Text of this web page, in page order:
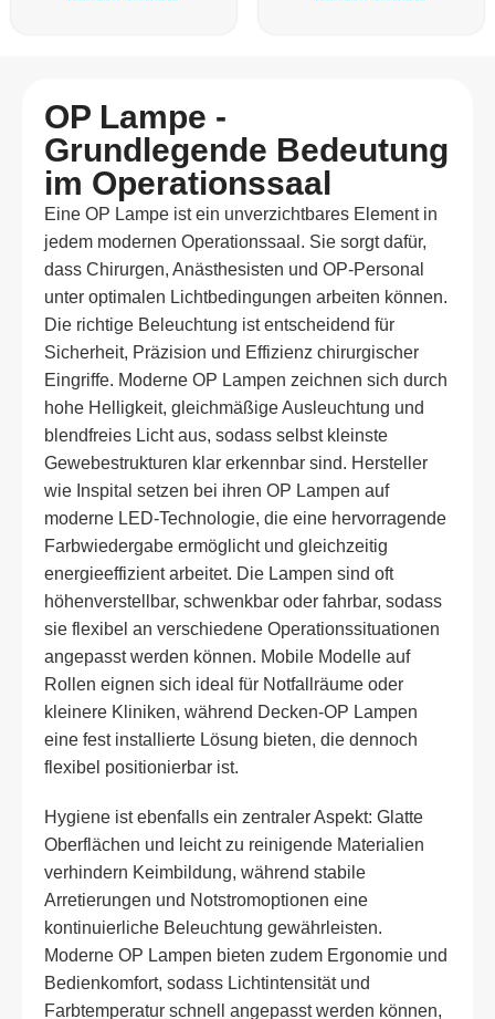
OP Lampe -
Grundlegende Bedeutung
im Operationssaal
Eine OP Lampe ist ein unverzichtbares Element in
jedem modernen Operationssaal. Sie sorgt dafür,
dass Chirurgen, Anästhesisten und OP-Personal
unter optimalen Lichtbedingungen arbeiten können.
Die richtige Beleuchtung ist entscheidend für
Sicherheit, Präzision und Effizienz chirurgischer
Eingriffe. Moderne OP Lampen zeichnen sich durch
hohe Helligkeit, gleichmäßige Ausleuchtung und
blendfreies Licht aus, sodass selbst kleinste
Gewebestrukturen klar erkennbar sind. Hersteller
wie Inspital setzen bei ihren OP Lampen auf
moderne LED-Technologie, die eine hervorragende
Farbwiedergabe ermöglicht und gleichzeitig
energieeffizient arbeitet. Die Lampen sind oft
höhenverstellbar, schwenkbar oder fahrbar, sodass
sie flexibel an verschiedene Operationssituationen
angepasst werden können. Mobile Modelle auf
Rollen eignen sich ideal für Notfallräume oder
kleinere Kliniken, während Decken-OP Lampen
eine fest installierte Lösung bieten, die dennoch
flexibel positionierbar ist.
Hygiene ist ebenfalls ein zentraler Aspekt: Glatte
Oberflächen und leicht zu reinigende Materialien
verhindern Keimbildung, während stabile
Arretierungen und Notstromoptionen eine
kontinuierliche Beleuchtung gewährleisten.
Moderne OP Lampen bieten zudem Ergonomie und
Bedienkomfort, sodass Lichtintensität und
Farbtemperatur schnell angepasst werden können,